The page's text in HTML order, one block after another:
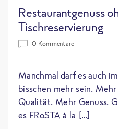
Restaurantgenuss
Tischreservierung
0 Kommentare
Manchmal darf es auch
bisschen mehr sein.
Qualität. Mehr Genuss.
es FRoSTA à la […]